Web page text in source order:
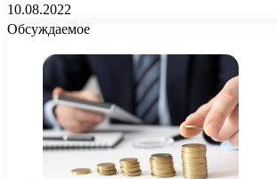
10.08.2022
Обсуждаемое